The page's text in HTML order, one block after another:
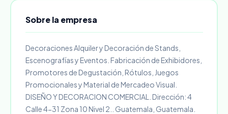
Sobre la empresa
Decoraciones Alquiler y Decoración de Stands,
Escenografías y Eventos. Fabricación de Exhibidores,
Promotores de Degustación, Rótulos, Juegos
Promocionales y Material de Mercadeo Visual.
DISEÑO Y DECORACION COMERCIAL. Dirección: 4
Calle 4-31 Zona 10 Nivel 2.. Guatemala, Guatemala.